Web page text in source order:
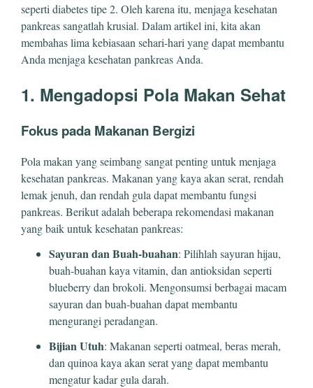
seperti diabetes tipe 2. Oleh karena itu, menjaga kesehatan
pankreas sangatlah krusial. Dalam artikel ini, kita akan
membahas lima kebiasaan sehari-hari yang dapat membantu
Anda menjaga kesehatan pankreas Anda.
1. Mengadopsi Pola Makan Sehat
Fokus pada Makanan Bergizi
Pola makan yang seimbang sangat penting untuk menjaga
kesehatan pankreas. Makanan yang kaya akan serat, rendah
lemak jenuh, dan rendah gula dapat membantu fungsi
pankreas. Berikut adalah beberapa rekomendasi makanan
yang baik untuk kesehatan pankreas:
Sayuran dan Buah-buahan: Pilihlah sayuran hijau,
buah-buahan kaya vitamin, dan antioksidan seperti
blueberry dan brokoli. Mengonsumsi berbagai macam
sayuran dan buah-buahan dapat membantu
mengurangi peradangan.
Bijian Utuh: Makanan seperti oatmeal, beras merah,
dan quinoa kaya akan serat yang dapat membantu
mengatur kadar gula darah.